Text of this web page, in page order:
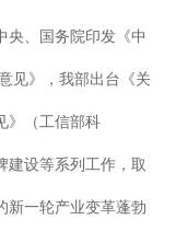
央、国务院印发《中
见》，我部出台《关
》（工信部科
建设等系列工作，取
新一轮产业变革蓬勃